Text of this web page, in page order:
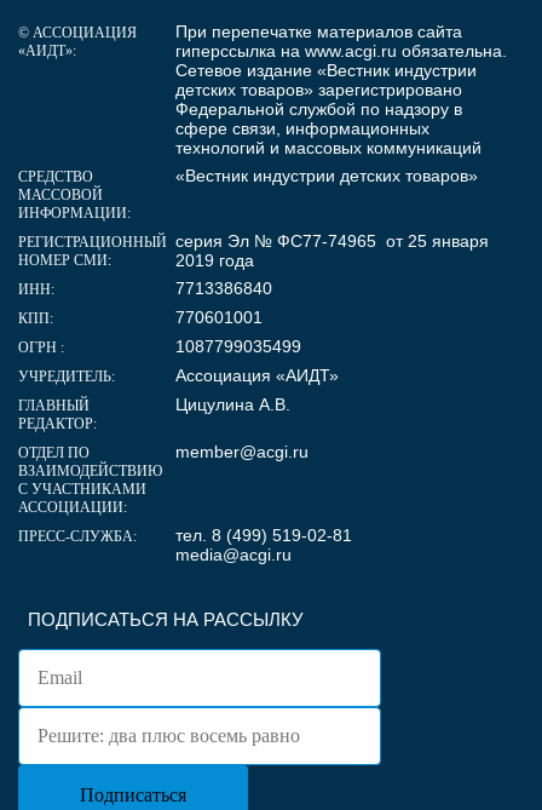
ПОДПИСАТЬСЯ НА РАССЫЛКУ
© АССОЦИАЦИЯ
«АИДТ»:
При перепечатке материалов сайта
гиперссылка на www.acgi.ru обязательна.
Сетевое издание «Вестник индустрии
детских товаров» зарегистрировано
Федеральной службой по надзору в
сфере связи, информационных
технологий и массовых коммуникаций
СРЕДСТВО
МАССОВОЙ
ИНФОРМАЦИИ:
«Вестник индустрии детских товаров»
РЕГИСТРАЦИОННЫЙ
НОМЕР СМИ:
серия Эл № ФС77-74965 от 25 января
2019 года
ИНН: 7713386840
КПП: 770601001
ОГРН : 1087799035499
УЧРЕДИТЕЛЬ: Ассоциация «АИДТ»
ГЛАВНЫЙ
РЕДАКТОР:
Цицулина А.В.
ОТДЕЛ ПО
ВЗАИМОДЕЙСТВИЮ
С УЧАСТНИКАМИ
АССОЦИАЦИИ:
member@acgi.ru
ПРЕСС-СЛУЖБА:
тел. 8 (499) 519-02-81
media@acgi.ru